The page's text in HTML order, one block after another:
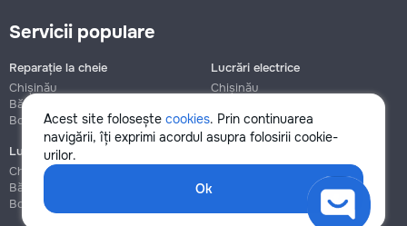
Acest site folosește cookies. Prin continuarea
navigării, îți exprimi acordul asupra folosirii cookie-
urilor.
Ok
Servicii populare
Reparație la cheie
Chișinău
Bălți
Botanica
Lucrări electrice
Chișinău
Botanica
Lucrări de instalații sanitare
Chișinău
Bălți
Botanica
Bălți